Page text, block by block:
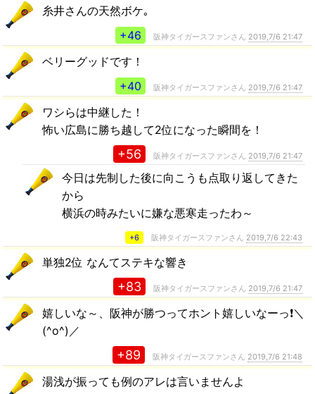
糸井さんの天然ボケ｡
+46
阪神タイガースファンさん 2019,7/6 21:47
ベリーグッドです！
+40
阪神タイガースファンさん 2019,7/6 21:47
ワシらは中継した！
怖い広島に勝ち越して2位になった瞬間を！
+56 阪神タイガースファンさん 2019,7/6 21:47
今日は先制した後に向こうも点取り返してきた
から
横浜の時みたいに嫌な悪寒走ったわ～
+6 阪神タイガースファンさん 2019,7/6 22:43
単独2位 なんてステキな響き
+83 阪神タイガースファンさん 2019,7/6 21:47
嬉しいな～、阪神が勝つってホント嬉しいなーっ❗️＼
(^o^)／
+89 阪神タイガースファンさん 2019,7/6 21:48
湯浅が振っても例のアレは言いませんよ